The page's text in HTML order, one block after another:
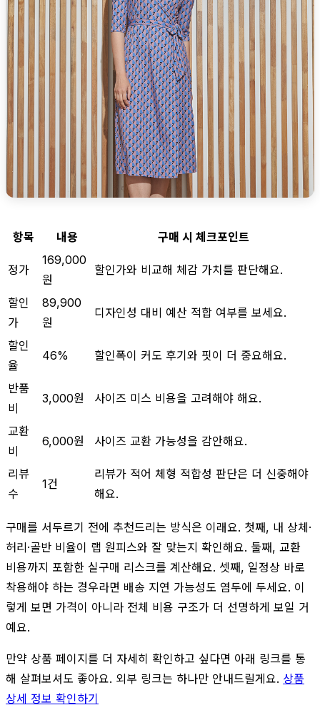
항목 내용 구매 시 체크포인트
정가
169,000
원
할인가와 비교해 체감 가치를 판단해요.
할인
가
89,900
원
디자인성 대비 예산 적합 여부를 보세요.
할인
율
46% 할인폭이 커도 후기와 핏이 더 중요해요.
반품
비
3,000원 사이즈 미스 비용을 고려해야 해요.
교환
비
6,000원 사이즈 교환 가능성을 감안해요.
리뷰
수
1건
리뷰가 적어 체형 적합성 판단은 더 신중해야
해요.
구매를 서두르기 전에 추천드리는 방식은 이래요. 첫째, 내 상체·
허리·골반 비율이 랩 원피스와 잘 맞는지 확인해요. 둘째, 교환
비용까지 포함한 실구매 리스크를 계산해요. 셋째, 일정상 바로
착용해야 하는 경우라면 배송 지연 가능성도 염두에 두세요. 이
렇게 보면 가격이 아니라 전체 비용 구조가 더 선명하게 보일 거
예요.
만약 상품 페이지를 더 자세히 확인하고 싶다면 아래 링크를 통
해 살펴보셔도 좋아요. 외부 링크는 하나만 안내드릴게요. 상품
상세 정보 확인하기